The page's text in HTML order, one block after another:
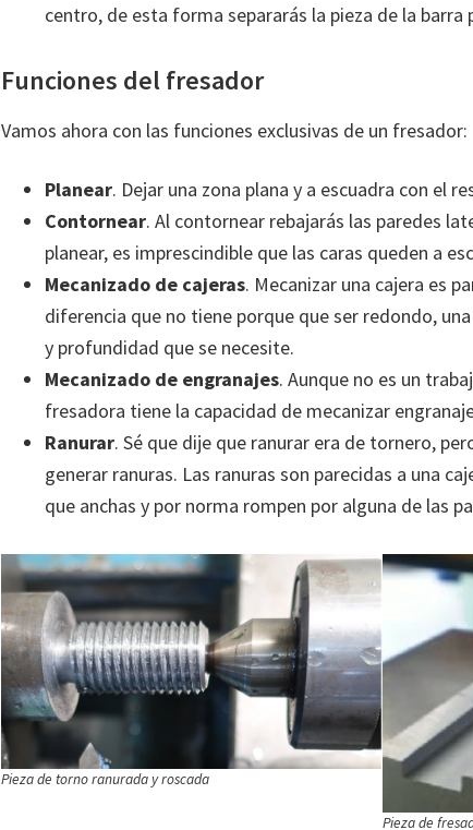
centro, de esta forma separarás la pieza de la barra
Funciones del fresador
Vamos ahora con las funciones exclusivas de un fresador:
Planear. Dejar una zona plana y a escuadra con el
Contornear. Al contornear rebajarás las paredes
planear, es imprescindible que las caras queden a
Mecanizado de cajeras. Mecanizar una cajera es
diferencia que no tiene porque que ser redondo,
y profundidad que se necesite.
Mecanizado de engranajes. Aunque no es un
fresadora tiene la capacidad de mecanizar
Ranurar. Sé que dije que ranurar era de tornero,
generar ranuras. Las ranuras son parecidas a una
que anchas y por norma rompen por alguna de las
Pieza de torno ranurada y roscada
Pieza de